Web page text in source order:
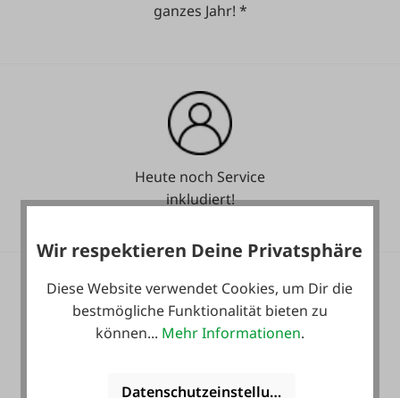
ganzes Jahr! *
Heute noch Service
inkludiert!
Langzeit-Garantie.
Wir respektieren Deine Privatsphäre
Diese Website verwendet Cookies, um Dir die
bestmögliche Funktionalität bieten zu
können... Mehr Informationen.
Datenschutzeinstellungen